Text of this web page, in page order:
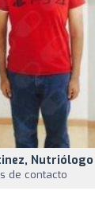
de contacto